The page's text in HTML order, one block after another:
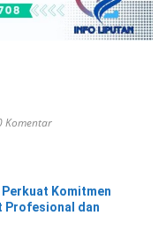
Komentar
Perkuat Komitmen
Profesional dan